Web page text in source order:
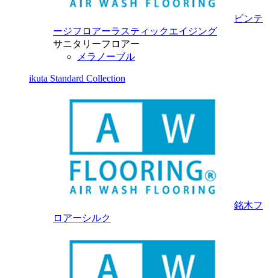
ビンテ
ージフロアーラスティックエイジング
サニタリーフロアー
メラノーブル
ikuta Standard Collection
銘木フ
ロアーシルク